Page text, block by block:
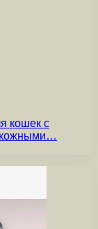
кошек с
кожными…